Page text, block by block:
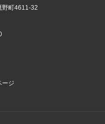
野町4611-32
ージ